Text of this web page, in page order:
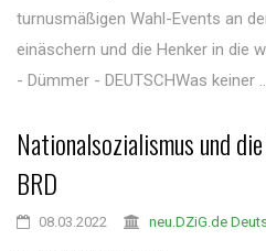
turnusmäßigen Wahl-Events an
einäschern und die Henker in die
- Dümmer - DEUTSCHWas keiner
Nationalsozialismus und
BRD
08.03.2022 neu.DZiG.de